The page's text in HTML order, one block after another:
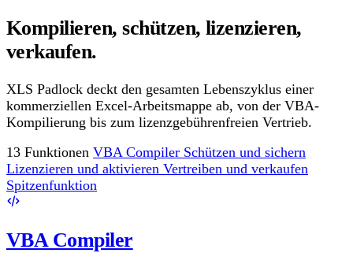
Kompilieren, schützen, lizenzieren,
verkaufen.
XLS Padlock deckt den gesamten Lebenszyklus einer
kommerziellen Excel-Arbeitsmappe ab, von der VBA-
Kompilierung bis zum lizenzgebührenfreien Vertrieb.
13 Funktionen VBA Compiler Schützen und sichern
Lizenzieren und aktivieren Vertreiben und verkaufen
Spitzenfunktion
VBA Compiler